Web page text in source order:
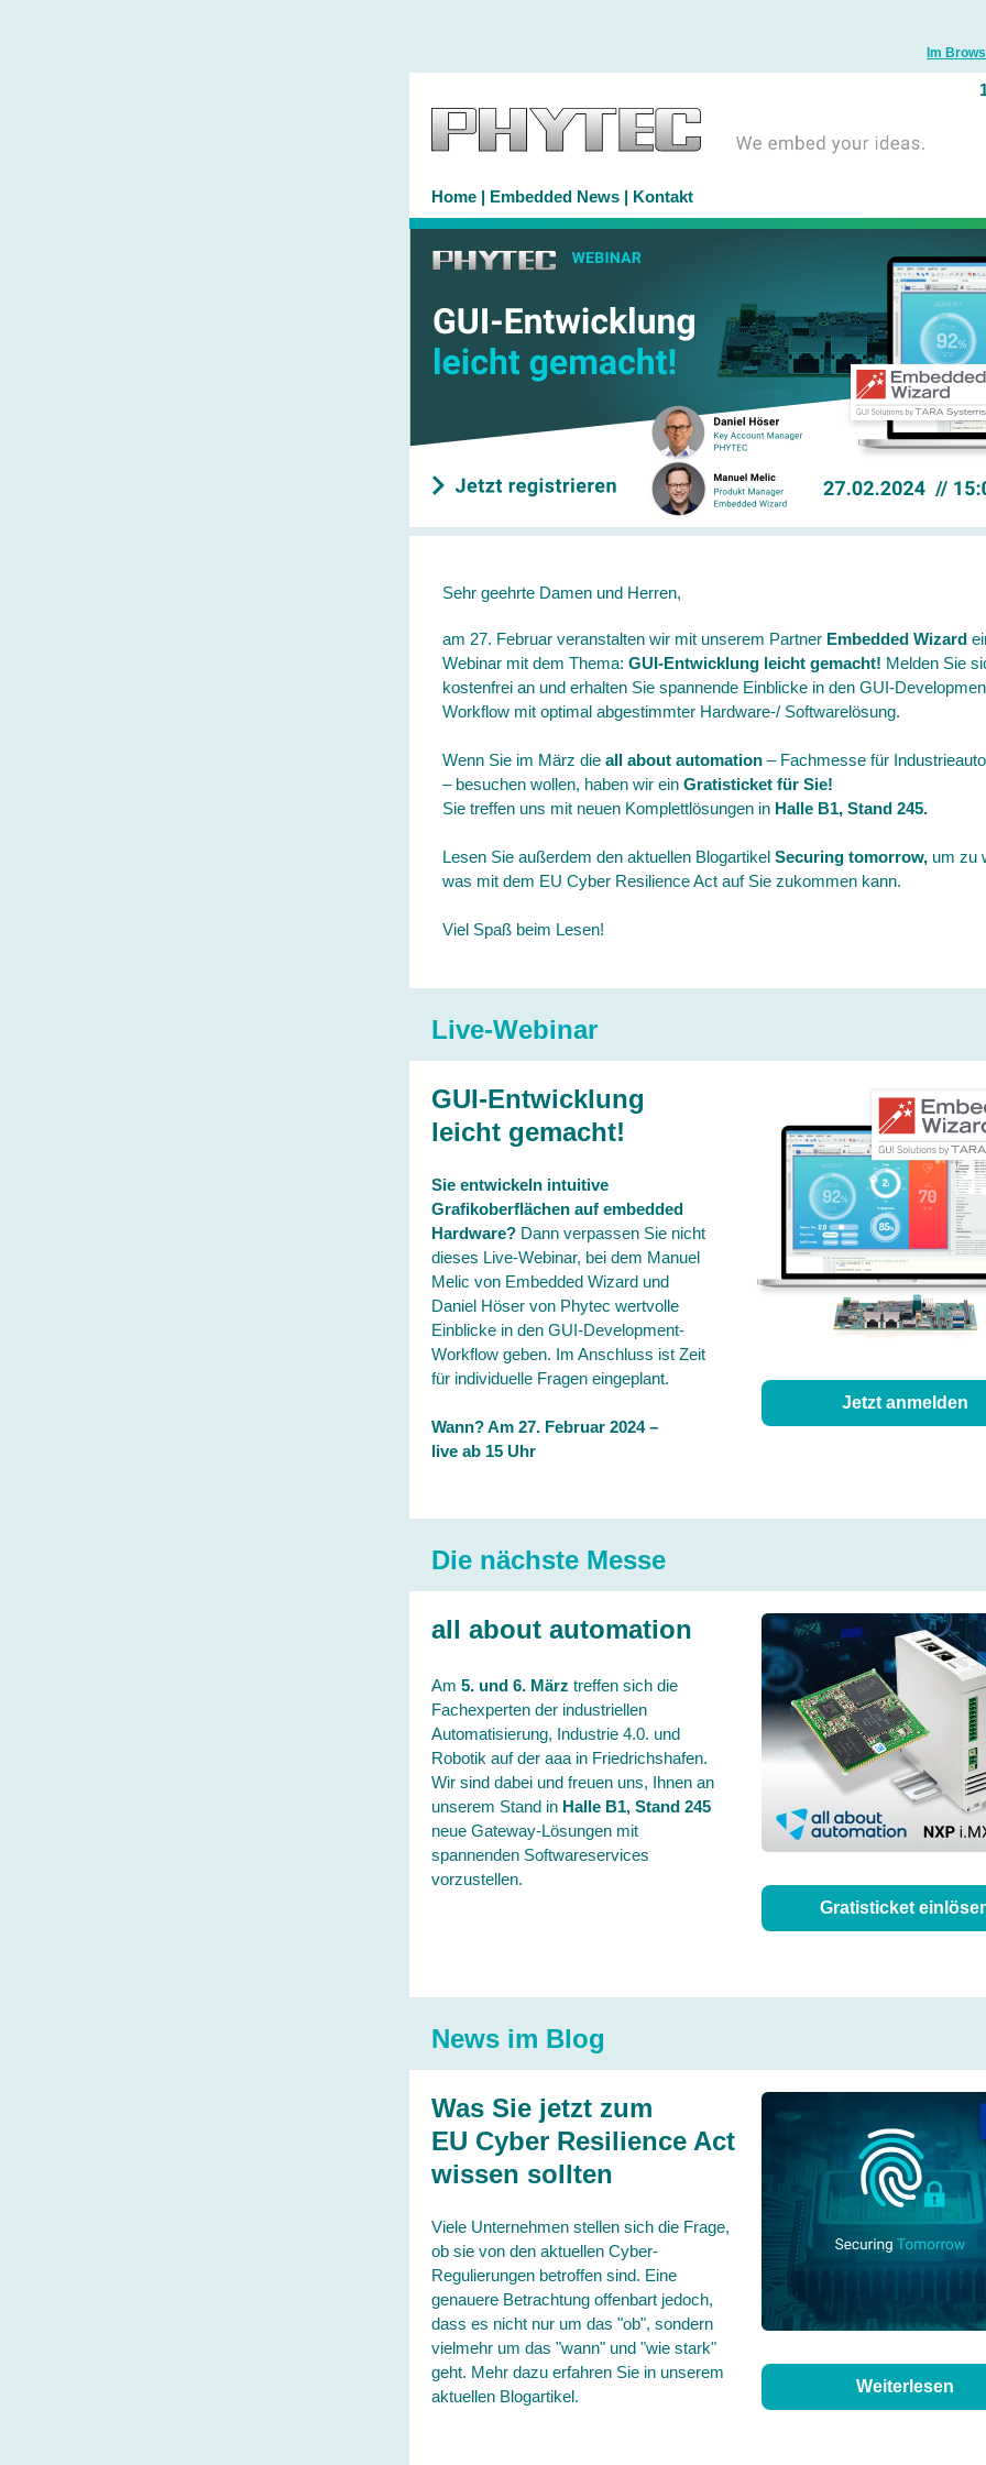
Im
Home | Embedded News | Kontakt
Sehr geehrte Damen und Herren,
am 27. Februar veranstalten wir mit unserem Partner Embedded Wizard
Webinar mit dem Thema: GUI-Entwicklung leicht gemacht! Melden Sie
kostenfrei an und erhalten Sie spannende Einblicke in den GUI-
Workflow mit optimal abgestimmter Hardware-/ Softwarelösung.
Wenn Sie im März die all about automation – Fachmesse für
– besuchen wollen, haben wir ein Gratisticket für Sie!
Sie treffen uns mit neuen Komplettlösungen in Halle B1, Stand 245.
Lesen Sie außerdem den aktuellen Blogartikel Securing tomorrow, um zu
was mit dem EU Cyber Resilience Act auf Sie zukommen kann.
Viel Spaß beim Lesen!
Live-Webinar
GUI-Entwicklung
leicht gemacht!
Sie entwickeln intuitive
Grafikoberflächen auf embedded
Hardware? Dann verpassen Sie nicht
dieses Live-Webinar, bei dem Manuel
Melic von Embedded Wizard und
Daniel Höser von Phytec wertvolle
Einblicke in den GUI-Development-
Workflow geben. Im Anschluss ist Zeit
für individuelle Fragen eingeplant.
Wann? Am 27. Februar 2024 –
live ab 15 Uhr
Jetzt anmelden
Die nächste Messe
all about automation
Am 5. und 6. März treffen sich die
Fachexperten der industriellen
Automatisierung, Industrie 4.0. und
Robotik auf der aaa in Friedrichshafen.
Wir sind dabei und freuen uns, Ihnen an
unserem Stand in Halle B1, Stand 245
neue Gateway-Lösungen mit
spannenden Softwareservices
vorzustellen.
Gratisticket
News im Blog
Was Sie jetzt zum
EU Cyber Resilience Act
wissen sollten
Viele Unternehmen stellen sich die Frage,
ob sie von den aktuellen Cyber-
Regulierungen betroffen sind. Eine
genauere Betrachtung offenbart jedoch,
dass es nicht nur um das "ob", sondern
vielmehr um das "wann" und "wie stark"
geht. Mehr dazu erfahren Sie in unserem
aktuellen Blogartikel.
Weiterlesen